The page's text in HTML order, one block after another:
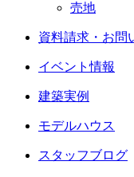
売地
資料請求・お問
イベント情報
建築実例
モデルハウス
スタッフブログ